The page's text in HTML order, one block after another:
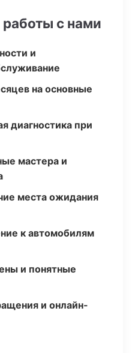
с нами
и
на основные
диагностика при
мастера и
места ожидания
к автомобилям
и понятные
и онлайн-